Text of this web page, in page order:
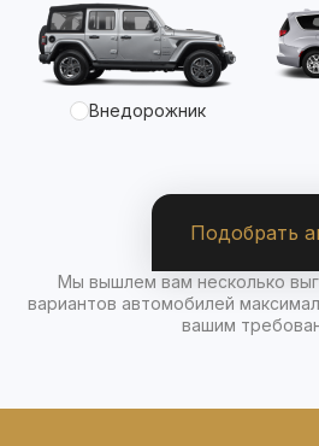
Внедорожник
Подобрать
Мы вышлем вам несколько
вариантов автомобилей
вашим